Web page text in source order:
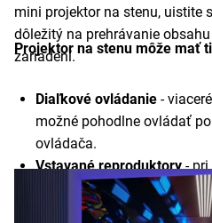
mini projektor na stenu, uistite
dôležitý na prehrávanie
zariadení.
Projektor na stenu môže mať
Diaľkové ovládanie -
možné pohodlne ovládať
ovládača.
Vstavané reproduktory-
oceníte ak má
reproduktory.